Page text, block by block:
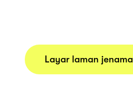
Layar laman jenama